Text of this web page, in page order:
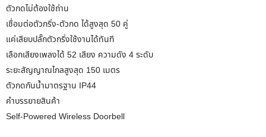
ตัวกดไม่ต้องใช้ถ่าน
เชื่อมต่อตัวกริ่ง-ตัวกด ได้สูงสุด 50 คู่
แค่เสียบปลั๊กตัวกริ่งใช้งานได้ทันที
เลือกเสียงเพลงได้ 52 เสียง ความดัง 4 ระดับ
ระยะสัญญาณไกลสูงสุด 150 เมตร
ตัวกดกันน้ำมาตรฐาน IP44
คำบรรยายสินค้า
Self-Powered Wireless Doorbell